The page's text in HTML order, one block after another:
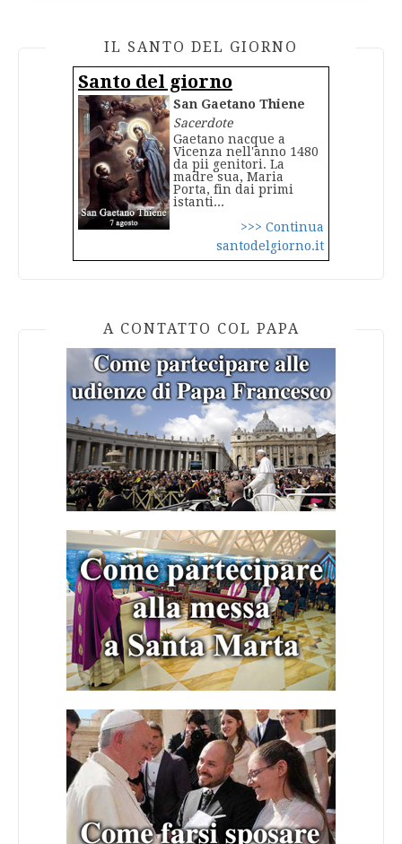
IL SANTO DEL GIORNO
Santo del giorno
San Gaetano Thiene
Sacerdote
Gaetano nacque a
Vicenza nell'anno 1480
da pii genitori. La
madre sua, Maria
Porta, fin dai primi
istanti...
>>> Continua
santodelgiorno.it
A CONTATTO COL PAPA